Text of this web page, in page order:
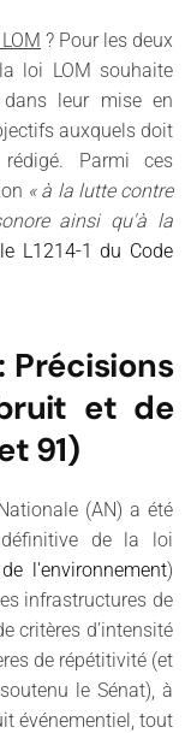
? Pour les deux
loi LOM souhaite
dans leur mise en
auxquels doit
Parmi ces
« à la lutte contre
ainsi qu'à la
L1214-1 du Code
Précisions
et de
91)
(AN) a été
de la loi
l'environnement)
infrastructures de
critères d’intensité
de répétitivité (et
le Sénat), à
événementiel, tout